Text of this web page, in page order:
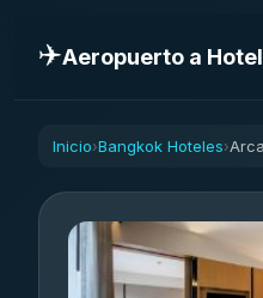
✈️Aeropuerto a Hotel
Inicio›Bangkok Hoteles›